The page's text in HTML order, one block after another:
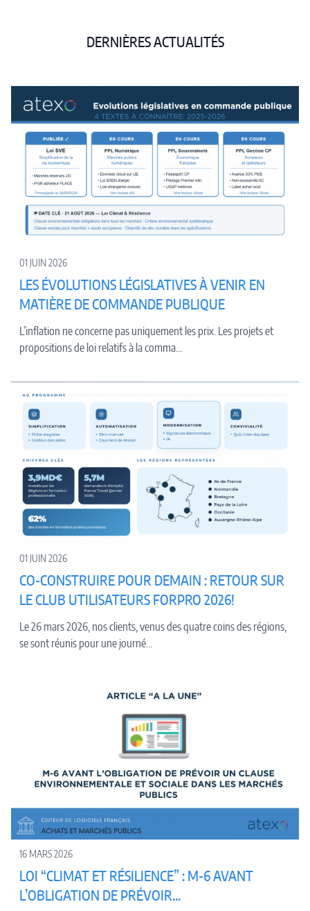
DERNIÈRES ACTUALITÉS
01 JUIN 2026
LES ÉVOLUTIONS LÉGISLATIVES À VENIR EN
MATIÈRE DE COMMANDE PUBLIQUE
L’inflation ne concerne pas uniquement les prix. Les projets et
propositions de loi relatifs à la comma…
01 JUIN 2026
CO-CONSTRUIRE POUR DEMAIN : RETOUR SUR
LE CLUB UTILISATEURS FORPRO 2026!
Le 26 mars 2026, nos clients, venus des quatre coins des régions,
se sont réunis pour une journé…
16 MARS 2026
LOI “CLIMAT ET RÉSILIENCE” : M-6 AVANT
L’OBLIGATION DE PRÉVOIR...